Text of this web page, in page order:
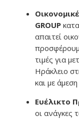
GROUP
απαιτεί
τιμές για
Ηράκλειο
και με
Ευέλικτο
οι ανάγκες